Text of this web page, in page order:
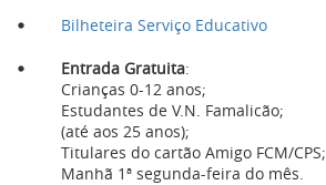
Encerra no mês de agosto.
Bilheteira Serviço Educativo
Entrada Gratuita:
Crianças 0-12 anos;
Estudantes de V.N. Famalicão;
(até aos 25 anos);
Titulares do cartão Amigo FCM/CPS;
Manhã 1ª segunda-feira do mês.